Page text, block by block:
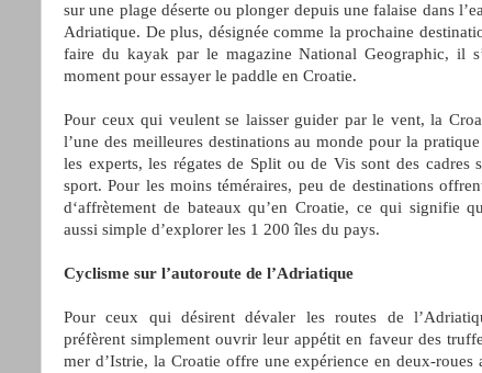
sur une plage déserte ou plonger depuis une falaise dans
Adriatique. De plus, désignée comme la prochaine
faire du kayak par le magazine National Geographic, il
moment pour essayer le paddle en Croatie.
Pour ceux qui veulent se laisser guider par le vent, la
l’une des meilleures destinations au monde pour la
les experts, les régates de Split ou de Vissont des cadres
sport. Pour les moins téméraires, peu de destinations
d‘affrètement de bateaux qu’en Croatie, ce qui signifie
aussi simple d’explorer les 1 200 îles du pays.
Cyclisme sur l’autoroute de l’Adriatique
Pour ceux qui désirent dévaler les routes de
préfèrent simplement ouvrir leur appétit en faveur des
mer d’Istrie, la Croatie offre une expérience en deux-roues